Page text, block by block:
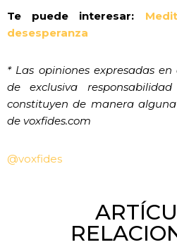
Te puede interesar:
desesperanza
* Las opiniones expresadas
de exclusiva
constituyen de manera
de voxfides.com
@voxfides